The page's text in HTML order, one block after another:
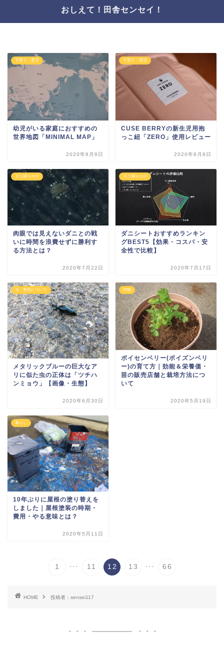
おしえて！田舎センセイ！
子育て・育児
幼児がいる家庭におすすめの
世界地図「MINIMAL MAP」
2020年8月8日
子育て・育児
CUSE BERRYの新生児用抱
っこ紐「ZERO」使用レビュー
2020年8月8日
ダニ捕りロボ
肉眼では見えないダニとの戦
いに時間を浪費せずに勝利す
る方法とは？
2020年7月22日
ダニ捕りロボ
ダニシートおすすめランキン
グBEST5【効果・コスパ・安
全性で比較】
2020年7月17日
虫・害虫について
メタリックブルーの巨大なア
リに似た虫の正体は「ツチハ
ンミョウ」【画像・生態】
2020年6月30日
作物
ボイセンベリー(ボイズンベリ
ー)の育て方｜効能＆栄養価・
苗の販売店舗と栽培方法につ
いて
2020年5月19日
暮らし
10年ぶりに屋根の塗り替えを
しました｜屋根塗装の時期・
費用・やる意味とは？
2020年5月11日
1 ... 11 12 13 ... 66
HOME 投稿者：sensei117